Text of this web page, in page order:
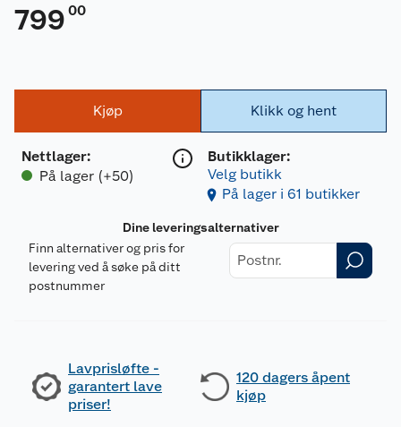
799 00
Kjøp
Nettlager:
På lager (+50)
Klikk og hent
Butikklager:
Velg butikk
På lager i 61 butikker
Dine leveringsalternativer
Finn alternativer og pris for
levering ved å søke på ditt
postnummer
Lavprisløfte -
garantert lave
priser!
120 dagers åpent
kjøp